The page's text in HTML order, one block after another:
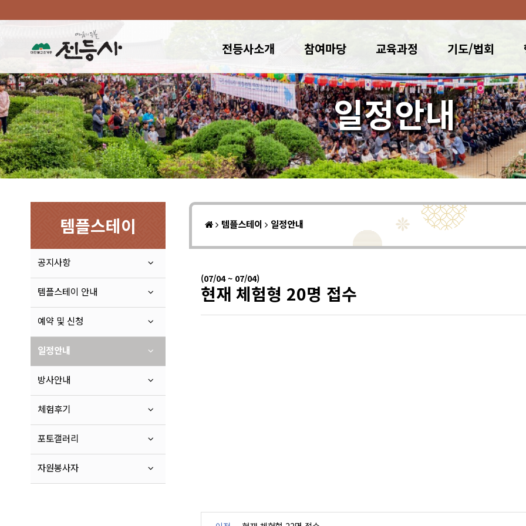
전등사소개 참여마당 교육과정 기도/법회
일정안내
템플스테이
공지사항
템플스테이 안내
예약 및 신청
일정안내
방사안내
체험후기
포토갤러리
자원봉사자
템플스테이 일정안내
(07/04 ~ 07/04)
현재 체험형 20명 접수